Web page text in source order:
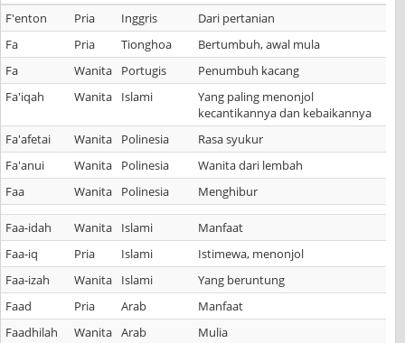
F'enton
Pria Inggris
Dari pertanian
Fa
Pria Tionghoa
Bertumbuh, awal mula
Fa
Wanita Portugis
Penumbuh kacang
Fa'iqah
Wanita Islami
Yang paling menonjol
kecantikannya dan kebaikannya
Fa'afetai
Wanita Polinesia
Rasa syukur
Fa'anui
Wanita Polinesia
Wanita dari lembah
Faa
Wanita Polinesia Menghibur
Faa-idah Wanita Islami
Manfaat
Faa-iq
Pria Islami
Istimewa, menonjol
Faa-izah
Wanita Islami
Yang beruntung
Faad
Pria Arab
Manfaat
Faadhilah
Wanita Arab
Mulia